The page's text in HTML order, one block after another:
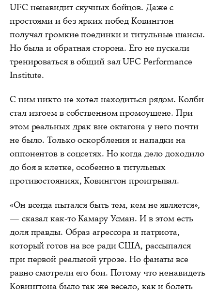
UFC ненавидит скучных бойцов. Даже с
простоями и без ярких побед Ковингтон
получал громкие поединки и титульные шансы.
Но была и обратная сторона. Его не пускали
тренироваться в общий зал UFC Performance
Institute.
С ним никто не хотел находиться рядом. Колби
стал изгоем в собственном промоушене. При
этом реальных драк вне октагона у него почти
не было. Только оскорбления и нападки на
оппонентов в соцсетях. Но когда дело доходило
до боя в клетке, особенно в титульных
противостояниях, Ковингтон проигрывал.
«Он всегда пытался быть тем, кем не является»,
— сказал как-то Камару Усман. И в этом есть
доля правды. Образ агрессора и патриота,
который готов на все ради США, рассыпался
при первой реальной угрозе. Но фанаты все
равно смотрели его бои. Потому что ненавидеть
Ковингтона было так же весело, как и болеть